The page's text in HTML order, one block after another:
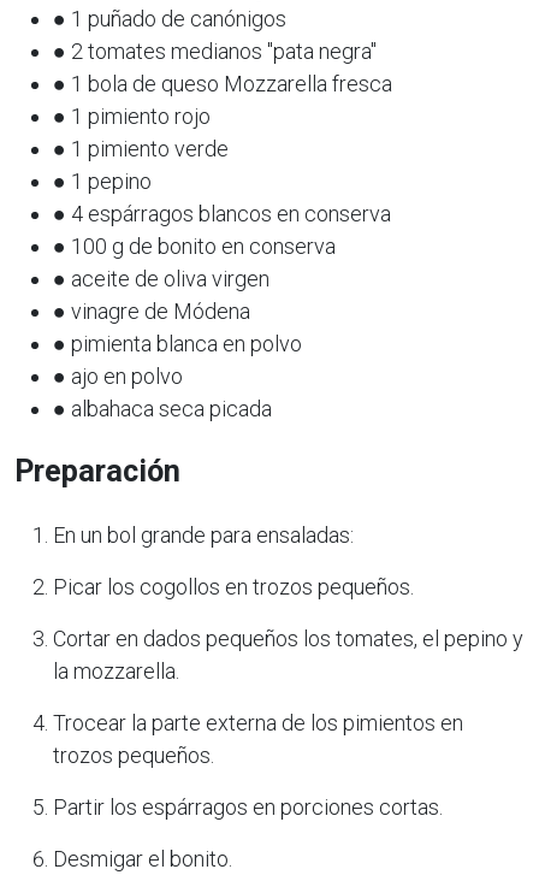
● 1 puñado de canónigos
● 2 tomates medianos "pata negra"
● 1 bola de queso Mozzarella fresca
● 1 pimiento rojo
● 1 pimiento verde
● 1 pepino
● 4 espárragos blancos en conserva
● 100 g de bonito en conserva
● aceite de oliva virgen
● vinagre de Módena
● pimienta blanca en polvo
● ajo en polvo
● albahaca seca picada
Preparación
En un bol grande para ensaladas:
Picar los cogollos en trozos pequeños.
Cortar en dados pequeños los tomates, el pepino y
la mozzarella.
Trocear la parte externa de los pimientos en
trozos pequeños.
Partir los espárragos en porciones cortas.
Desmigar el bonito.